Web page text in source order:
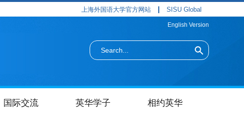
上海外国语大学官方网站 SISU Global
English Version
国际交流 英华学子 相约英华